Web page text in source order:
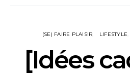
(SE) FAIRE PLAISIR LIFESTYLE
[Idées